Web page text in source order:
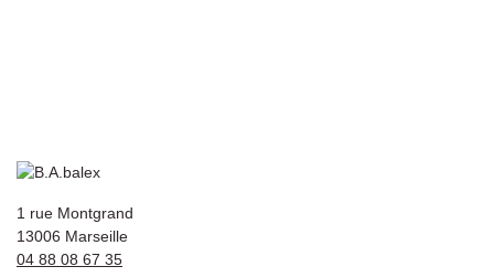
1 rue Montgrand
13006 Marseille
04 88 08 67 35